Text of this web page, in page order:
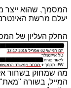
המסמך, שהוא ייצר מ-2 המיילים הללו,
יעלם מרשת
החלק העליון של
מה שמחוק בשחור